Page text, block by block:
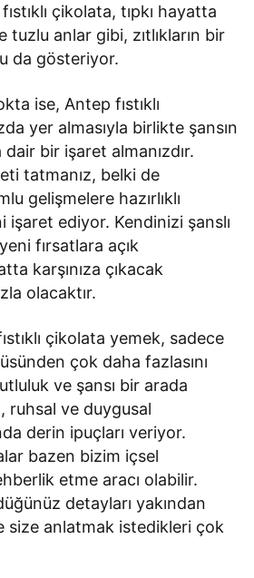
çikolata, tıpkı hayatta
tuzlu anlar gibi, zıtlıkların bir
da gösteriyor.
ise, Antep fıstıklı
yer almasıyla birlikte şansın
dair bir işaret almanızdır.
tatmanız, belki de
gelişmelere hazırlıklı
işaret ediyor. Kendinizi şanslı
fırsatlara açık
karşınıza çıkacak
olacaktır.
çikolata yemek, sadece
çok daha fazlasını
ve şansı bir arada
ruhsal ve duygusal
derin ipuçları veriyor.
bazen bizim içsel
etme aracı olabilir.
detayları yakından
size anlatmak istedikleri çok